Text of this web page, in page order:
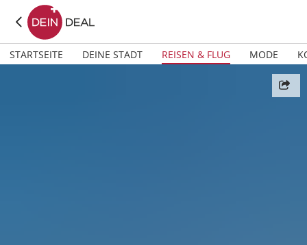
STARTSEITE DEINE STADT REISEN & FLUG MODE